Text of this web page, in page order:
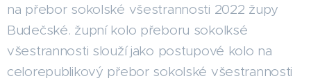
na přebor sokolské všestrannosti 2022 župy
Budečské. župní kolo přeboru sokolksé
všestrannosti slouží jako postupové kolo na
celorepublikový přebor sokolské všestrannosti